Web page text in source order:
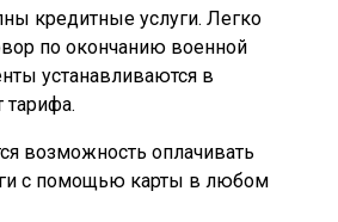
кредитные услуги. Легко
по окончанию военной
устанавливаются в
тарифа.
возможность оплачивать
с помощью карты в любом